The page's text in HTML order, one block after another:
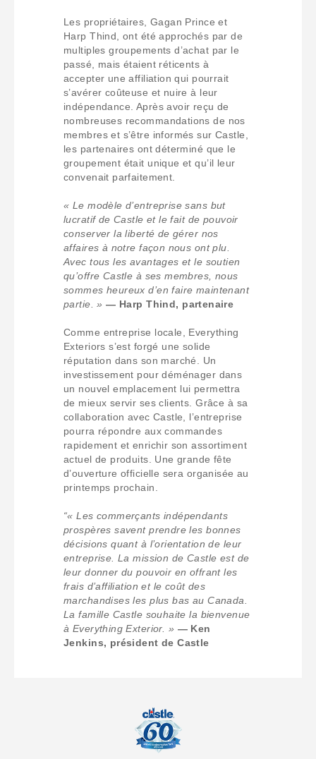
Les propriétaires, Gagan Prince et
Harp Thind, ont été approchés par de
multiples groupements d’achat par le
passé, mais étaient réticents à
accepter une affiliation qui pourrait
s’avérer coûteuse et nuire à leur
indépendance. Après avoir reçu de
nombreuses recommandations de nos
membres et s’être informés sur Castle,
les partenaires ont déterminé que le
groupement était unique et qu’il leur
convenait parfaitement.
« Le modèle d’entreprise sans but
lucratif de Castle et le fait de pouvoir
conserver la liberté de gérer nos
affaires à notre façon nous ont plu.
Avec tous les avantages et le soutien
qu’offre Castle à ses membres, nous
sommes heureux d’en faire maintenant
partie. »— Harp Thind, partenaire
Comme entreprise locale, Everything
Exteriors s’est forgé une solide
réputation dans son marché. Un
investissement pour déménager dans
un nouvel emplacement lui permettra
de mieux servir ses clients. Grâce à sa
collaboration avec Castle, l’entreprise
pourra répondre aux commandes
rapidement et enrichir son assortiment
actuel de produits. Une grande fête
d’ouverture officielle sera organisée au
printemps prochain.
“« Les commerçants indépendants
prospères savent prendre les bonnes
décisions quant à l’orientation de leur
entreprise. La mission de Castle est de
leur donner du pouvoir en offrant les
frais d’affiliation et le coût des
marchandises les plus bas au Canada.
La famille Castle souhaite la bienvenue
à Everything Exterior. » — Ken
Jenkins, président de Castle